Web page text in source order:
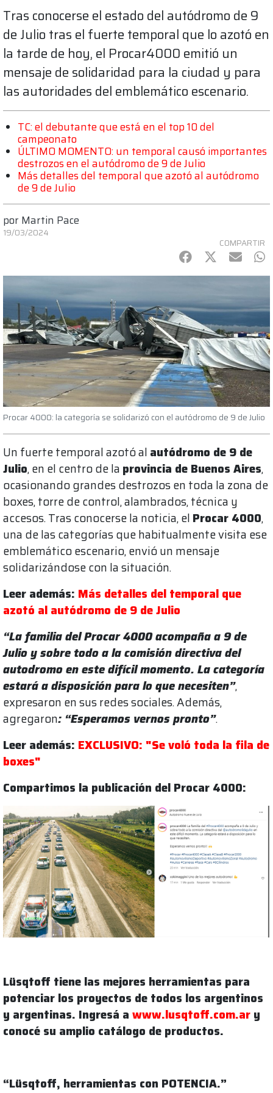
Tras conocerse el estado del autódromo de 9
de Julio tras el fuerte temporal que lo azotó en
la tarde de hoy, el Procar4000 emitió un
mensaje de solidaridad para la ciudad y para
las autoridades del emblemático escenario.
TC: el debutante que está en el top 10 del
campeonato
ÚLTIMO MOMENTO: un temporal causó importantes
destrozos en el autódromo de 9 de Julio
Más detalles del temporal que azotó al autódromo
de 9 de Julio
por Martin Pace
19/03/2024
COMPARTIR
Facebook
Twitter
mail
Procar 4000: la categoría se solidarizó con el autódromo de 9 de Julio
Un fuerte temporal azotó al autódromo de 9 de
Julio, en el centro de la provincia de Buenos Aires,
ocasionando grandes destrozos en toda la zona de
boxes, torre de control, alambrados, técnica y
accesos. Tras conocerse la noticia, el Procar 4000,
una de las categorías que habitualmente visita ese
emblemático escenario, envió un mensaje
solidarizándose con la situación.
Leer además: Más detalles del temporal que
azotó al autódromo de 9 de Julio
“La familia del Procar 4000 acompaña a 9 de
Julio y sobre todo a la comisión directiva del
autodromo en este difícil momento. La categoría
estará a disposición para lo que necesiten”,
expresaron en sus redes sociales. Además,
agregaron: “Esperamos vernos pronto”.
Leer además: EXCLUSIVO: "Se voló toda la fila de
boxes"
Compartimos la publicación del Procar 4000:
Lüsqtoff tiene las mejores herramientas para
potenciar los proyectos de todos los argentinos
y argentinas. Ingresá a www.lusqtoff.com.ar y
conocé su amplio catálogo de productos.
“Lüsqtoff, herramientas con POTENCIA.”